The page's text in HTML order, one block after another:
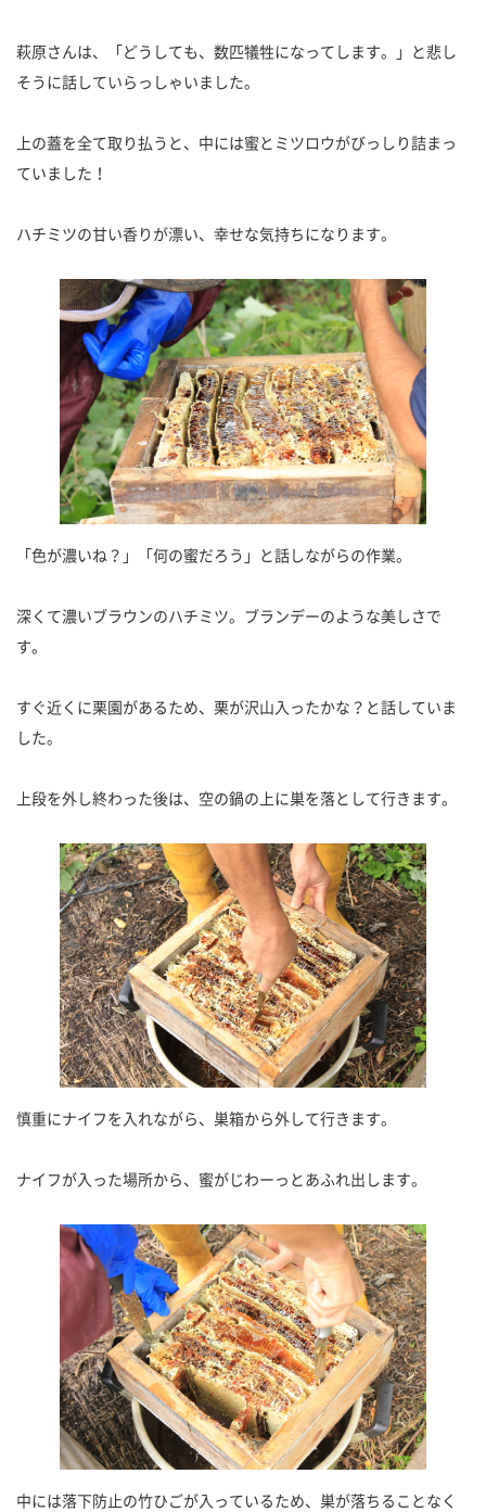
萩原さんは、「どうしても、数匹犠牲になってします。」と悲し
そうに話していらっしゃいました。
上の蓋を全て取り払うと、中には蜜とミツロウがびっしり詰まっ
ていました！
ハチミツの甘い香りが漂い、幸せな気持ちになります。
「色が濃いね？」「何の蜜だろう」と話しながらの作業。
深くて濃いブラウンのハチミツ。ブランデーのような美しさで
す。
すぐ近くに栗園があるため、栗が沢山入ったかな？と話していま
した。
上段を外し終わった後は、空の鍋の上に巣を落として行きます。
慎重にナイフを入れながら、巣箱から外して行きます。
ナイフが入った場所から、蜜がじわーっとあふれ出します。
中には落下防止の竹ひごが入っているため、巣が落ちることなく